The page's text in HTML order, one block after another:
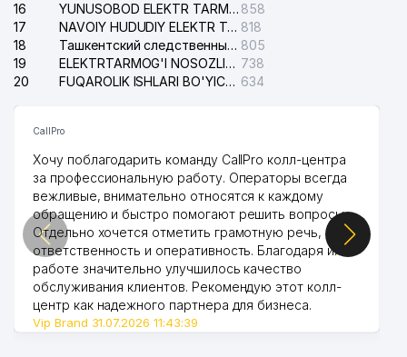
16
YUNUSOBOD ELEKTR TARMOG'I NOSOZLIKLARI XIZMATI 858
17
NAVOIY HUDUDIY ELEKTR TARMOQLARI KORXONASI AJ 818
18
Ташкентский следственный изолятор 805
19
ELEKTRTARMOG'I NOSOZLIKLARINI TO'ZATISH SERGELI XIZMATI 738
20
FUQAROLIK ISHLARI BO'YICHA UCH-TEPA TUMANI SUDI 634
CallPro
Хочу поблагодарить команду CallPro колл-центра
за профессиональную работу. Операторы всегда
вежливые, внимательно относятся к каждому
обращению и быстро помогают решить вопросы.
Отдельно хочется отметить грамотную речь,
ответственность и оперативность. Благодаря их
работе значительно улучшилось качество
обслуживания клиентов. Рекомендую этот колл-
центр как надежного партнера для бизнеса.
Vip Brand 31.07.2026 11:43:39